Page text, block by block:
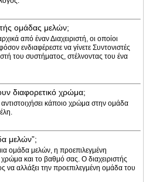
ομάδας μελών;
από έναν Διαχειριστή, οι οποίοι
ενδιαφέρεστε να γίνετε Συντονιστές
του συστήματος, στέλνοντας του ένα
διαφορετικό χρώμα;
αντιστοιχήσει κάποιο χρώμα στην ομάδα
μελών”;
ομάδα μελών, η προεπιλεγμένη
χρώμα και το βαθμό σας. Ο διαχειριστής
να αλλάξει την προεπιλεγμένη ομάδα του